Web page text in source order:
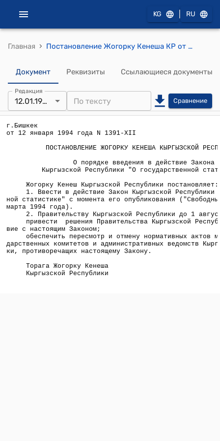
KG RU
Главная › Постановление Жогорку Кенеша КР от 12 января 1994 года №1391-XII "О порядке введения в действие Закона Кыргызской Республики "О государственной статистике"
Документ Реквизиты Ссылающиеся документы
Редакция
12.01.1994 Сравнение